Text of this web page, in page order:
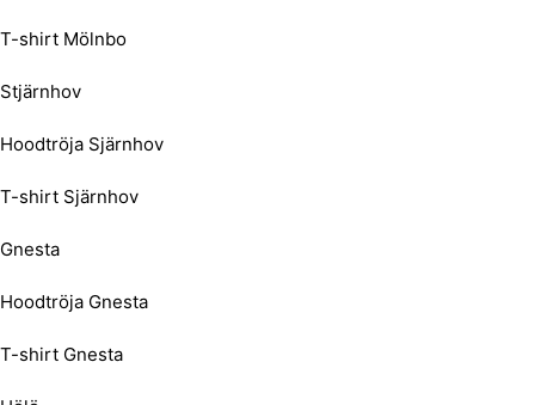
T-shirt Mölnbo
Stjärnhov
Hoodtröja Sjärnhov
T-shirt Sjärnhov
Gnesta
Hoodtröja Gnesta
T-shirt Gnesta